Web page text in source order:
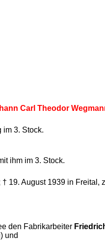
Carl Theodor
im 3. Stock.
ihm im 3. Stock.
19. August 1939 in Freital,
den Fabrikarbeiter
und